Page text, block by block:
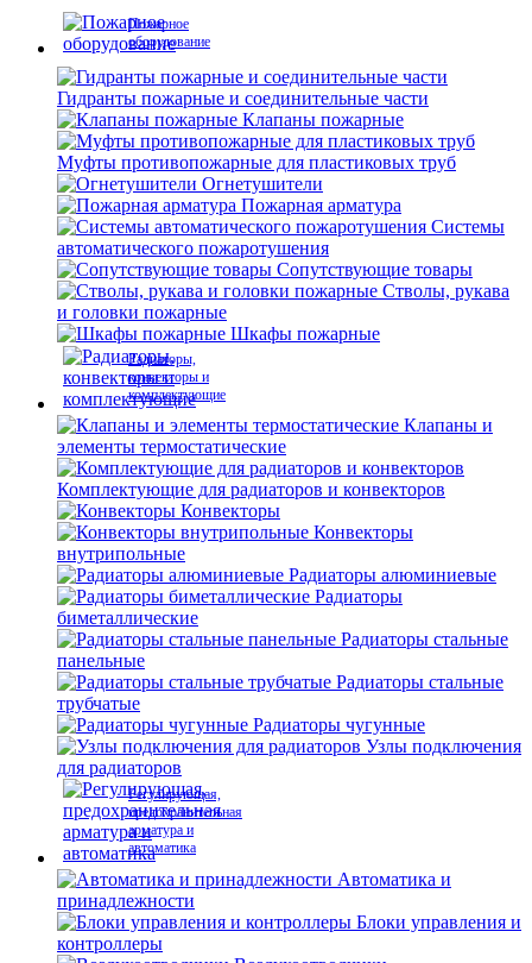
Пожарное
оборудование
Гидранты пожарные и соединительные части
Клапаны пожарные
Муфты противопожарные для пластиковых труб
Огнетушители
Пожарная арматура
Системы
автоматического пожаротушения
Сопутствующие товары
Стволы, рукава
и головки пожарные
Шкафы пожарные
Радиаторы,
конвекторы и
комплектующие
Клапаны и
элементы термостатические
Комплектующие для радиаторов и конвекторов
Конвекторы
Конвекторы
внутрипольные
Радиаторы алюминиевые
Радиаторы
биметаллические
Радиаторы стальные
панельные
Радиаторы стальные
трубчатые
Радиаторы чугунные
Узлы подключения
для радиаторов
Регулирующая,
предохранительная
арматура и
автоматика
Автоматика и
принадлежности
Блоки управления и
контроллеры